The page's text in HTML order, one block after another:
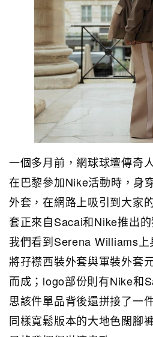
一個多月前，網球球壇傳奇
在巴黎參加Nike活動時，身
外套，在網路上吸引到大家
套正來自Sacai和Nike推出
我們看到Serena Williams上
將孖襟西裝外套與軍裝外套
而成；logo部份則有Nike和
思該件單品背後還拼接了一
同樣寬鬆版本的大地色闊腳